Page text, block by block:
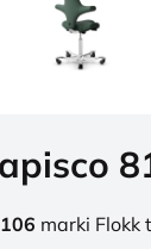
marki Flokk